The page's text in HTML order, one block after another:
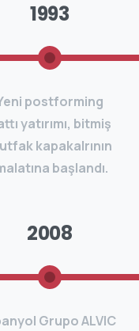
1993
postforming
yatırımı, bitmiş
kapakalrının
başlandı.
2008
Grupo ALVIC